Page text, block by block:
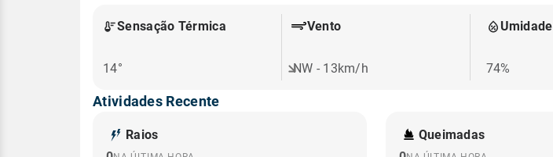
Sensação Térmica
14°
Vento
NW - 13km/h
Umidade
74%
Atividades Recente
Raios
Queimadas